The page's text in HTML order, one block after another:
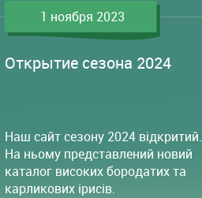
1 ноября 2023
Открытие сезона 2024
Наш сайт сезону 2024 відкритий.
На ньому представлений новий
каталог високих бородатих та
карликових ірисів.